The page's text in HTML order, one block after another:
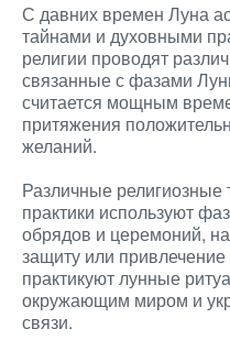
С давних времен Луна
тайнами и духовными
религии проводят
связанные с фазами
считается мощным
притяжения
желаний.
Различные
практики используют
обрядов и церемоний,
защиту или
практикуют лунные
окружающим миром и
связи.